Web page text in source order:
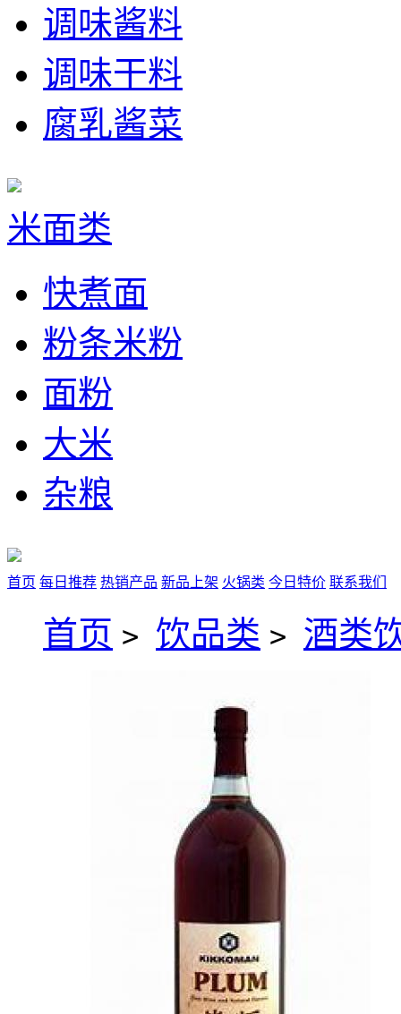
调味酱料
调味干料
腐乳酱菜
米面类
快煮面
粉条米粉
面粉
大米
杂粮
首页 每日推荐 热销产品 新品上架 火锅类 今日特价 联系我们
首页 > 饮品类 > 酒类